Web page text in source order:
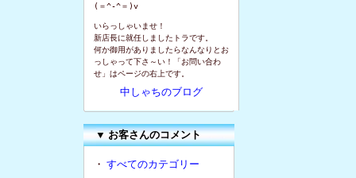
(＝^-^＝)v
いらっしゃいませ！
新店長に就任しましたトラです。
何か御用がありましたらなんなりとお
っしゃって下さ～い！「お問い合わ
せ」はページの右上です。
中しゃちのブログ
▼お客さんのコメント
・ すべてのカテゴリー